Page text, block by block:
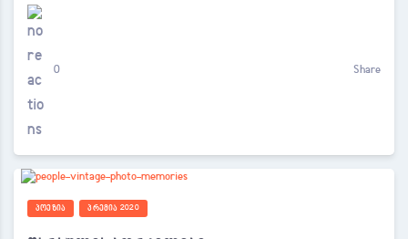
0 Share
ᲞᲝᲔᲖᲘᲐ ᲞᲠᲔᲛᲘᲐ 2020